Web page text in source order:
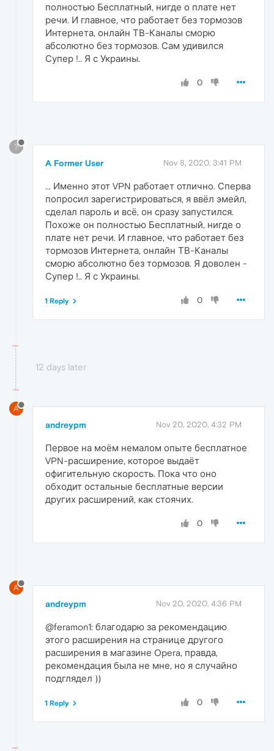
полностью Бесплатный, нигде о плате нет
речи. И главное, что работает без тормозов
Интернета, онлайн ТВ-Каналы сморю
абсолютно без тормозов. Сам удивился
Супер !.. Я с Украины.
0
?
A Former User Nov 8, 2020, 3:41 PM
... Именно этот VPN работает отлично. Сперва
попросил зарегистрироваться, я ввёл эмейл,
сделал пароль и всё, он сразу запустился.
Похоже он полностью Бесплатный, нигде о
плате нет речи. И главное, что работает без
тормозов Интернета, онлайн ТВ-Каналы
сморю абсолютно без тормозов. Я доволен -
Супер !.. Я с Украины.
0
1 Reply
12 days later
A
andreypm Nov 20, 2020, 4:32 PM
Первое на моём немалом опыте бесплатное
VPN-расширение, которое выдаёт
офигительную скорость. Пока что оно
обходит остальные бесплатные версии
других расширений, как стоячих.
0
A
andreypm Nov 20, 2020, 4:36 PM
@feramon1: благодарю за рекомендацию
этого расширения на странице другого
расширения в магазине Opera, правда,
рекомендация была не мне, но я случайно
подглядел ))
0
1 Reply